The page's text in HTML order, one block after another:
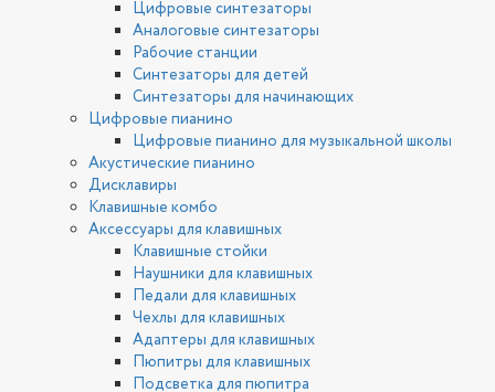
Цифровые синтезаторы
Аналоговые синтезаторы
Рабочие станции
Синтезаторы для детей
Синтезаторы для начинающих
Цифровые пианино
Цифровые пианино для музыкальной школы
Акустические пианино
Дисклавиры
Клавишные комбо
Аксессуары для клавишных
Клавишные стойки
Наушники для клавишных
Педали для клавишных
Чехлы для клавишных
Адаптеры для клавишных
Пюпитры для клавишных
Подсветка для пюпитра